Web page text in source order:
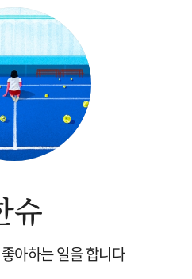
슈
아하는 일을 합니다